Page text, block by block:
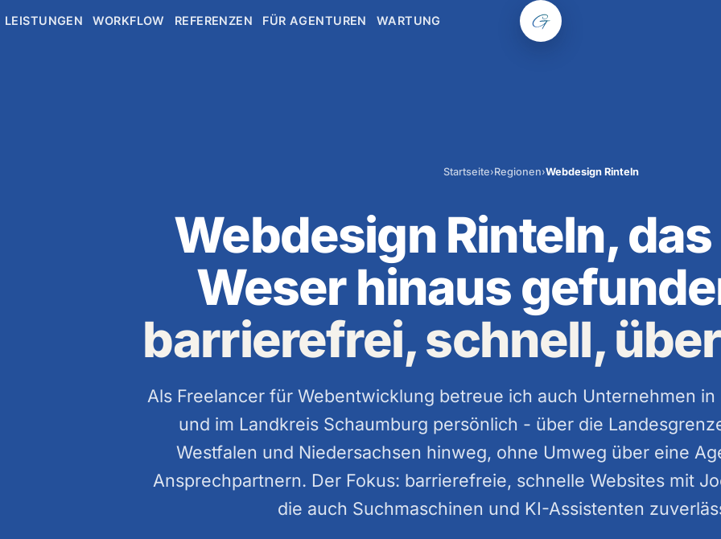
LEISTUNGEN WORKFLOW REFERENZEN FÜR AGENTUREN WARTUNG
Startseite›Regionen›Webdesign Rinteln
Webdesign Rinteln,
Weser hinaus
barrierefrei, schnell,
Als Freelancer für Webentwicklung betreue ich auch Unternehmen
und im Landkreis Schaumburg persönlich - über die
Westfalen und Niedersachsen hinweg, ohne Umweg über eine
Ansprechpartnern. Der Fokus: barrierefreie, schnelle Websites mit
die auch Suchmaschinen und KI-Assistenten